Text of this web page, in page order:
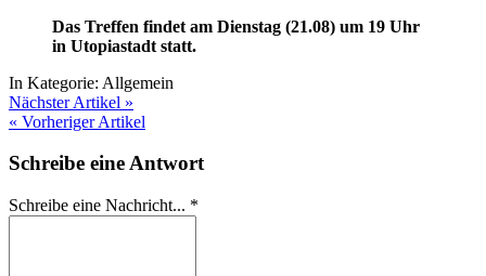
Das Treffen findet am Dienstag (21.08) um 19 Uhr
in Utopiastadt statt.
In Kategorie: Allgemein
Nächster Artikel »
« Vorheriger Artikel
Schreibe eine Antwort
Schreibe eine Nachricht... *